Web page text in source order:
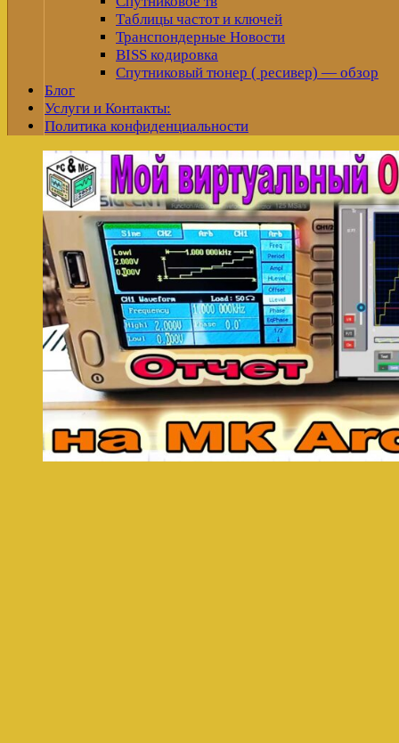
Таблицы частот и ключей
Транспондерные Новости
BISS кодировка
Спутниковый тюнер ( ресивер) — обзор
Блог
Услуги и Контакты:
Политика конфиденциальности